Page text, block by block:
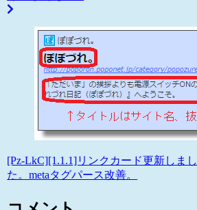
[Pz-LkC][1.1.1]リンクカード更新しまし
た。metaタグパース改善。